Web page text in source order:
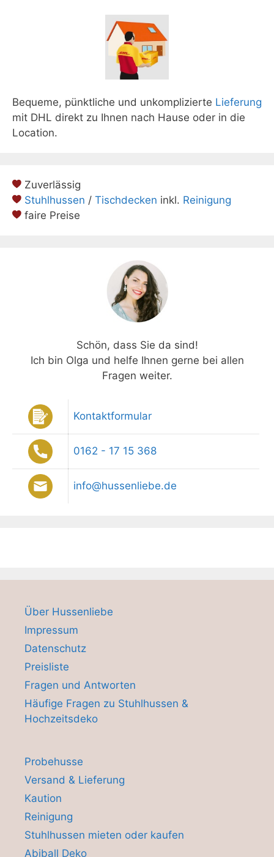
Bequeme, pünktliche und unkomplizierte Lieferung
mit DHL direkt zu Ihnen nach Hause oder in die
Location.
Zuverlässig
Stuhlhussen / Tischdecken inkl. Reinigung
faire Preise
Schön, dass Sie da sind!
Ich bin Olga und helfe Ihnen gerne bei allen
Fragen weiter.
Kontaktformular
0162 - 17 15 368
info@hussenliebe.de
Über Hussenliebe
Impressum
Datenschutz
Preisliste
Fragen und Antworten
Häufige Fragen zu Stuhlhussen &
Hochzeitsdeko
Probehusse
Versand & Lieferung
Kaution
Reinigung
Stuhlhussen mieten oder kaufen
Abiball Deko